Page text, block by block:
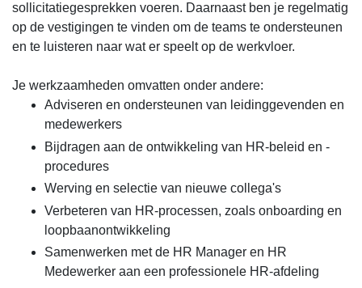
sollicitatiegesprekken voeren. Daarnaast ben je regelmatig
op de vestigingen te vinden om de teams te ondersteunen
en te luisteren naar wat er speelt op de werkvloer.
Je werkzaamheden omvatten onder andere:
Adviseren en ondersteunen van leidinggevenden en
medewerkers
Bijdragen aan de ontwikkeling van HR-beleid en -
procedures
Werving en selectie van nieuwe collega's
Verbeteren van HR-processen, zoals onboarding en
loopbaanontwikkeling
Samenwerken met de HR Manager en HR
Medewerker aan een professionele HR-afdeling